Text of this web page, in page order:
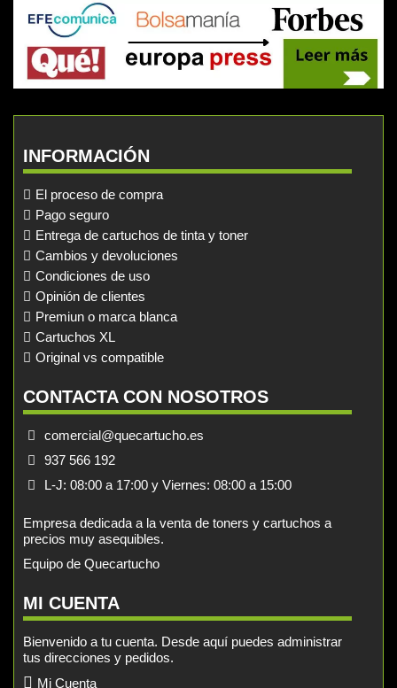
INFORMACIÓN
El proceso de compra
Pago seguro
Entrega de cartuchos de tinta y toner
Cambios y devoluciones
Condiciones de uso
Opinión de clientes
Premiun o marca blanca
Cartuchos XL
Original vs compatible
CONTACTA CON NOSOTROS
comercial@quecartucho.es
937 566 192
L-J: 08:00 a 17:00 y Viernes: 08:00 a 15:00
Empresa dedicada a la venta de toners y cartuchos a
precios muy asequibles.
Equipo de Quecartucho
MI CUENTA
Bienvenido a tu cuenta. Desde aquí puedes administrar
tus direcciones y pedidos.
Mi Cuenta